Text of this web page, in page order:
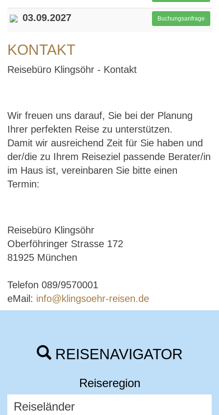
03.09.2027 Buchungsanfrage
KONTAKT
Reisebüro Klingsöhr - Kontakt
Wir freuen uns darauf, Sie bei der Planung
Ihrer perfekten Reise zu unterstützen.
Damit wir ausreichend Zeit für Sie haben und
der/die zu Ihrem Reiseziel passende Berater/in
im Haus ist, vereinbaren Sie bitte einen
Termin:
Reisebüro Klingsöhr
Oberföhringer Strasse 172
81925 München
Telefon 089/9570001
eMail: info@klingsoehr-reisen.de
REISENAVIGATOR
Reiseregion